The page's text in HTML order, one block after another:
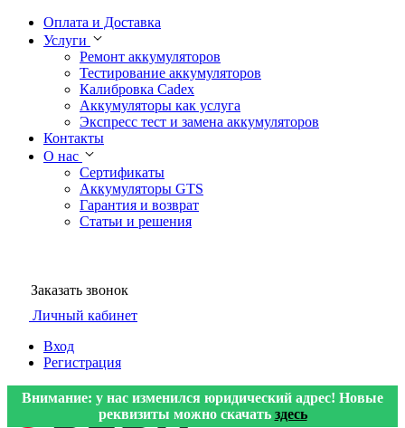
Оплата и Доставка
Услуги
Ремонт аккумуляторов
Тестирование аккумуляторов
Калибровка Cadex
Аккумуляторы как услуга
Экспресс тест и замена аккумуляторов
Контакты
О нас
Сертификаты
Аккумуляторы GTS
Гарантия и возврат
Статьи и решения
Заказать звонок
Личный кабинет
Вход
Регистрация
Внимание: у нас изменился юридический адрес! Новые
реквизиты можно скачать здесь